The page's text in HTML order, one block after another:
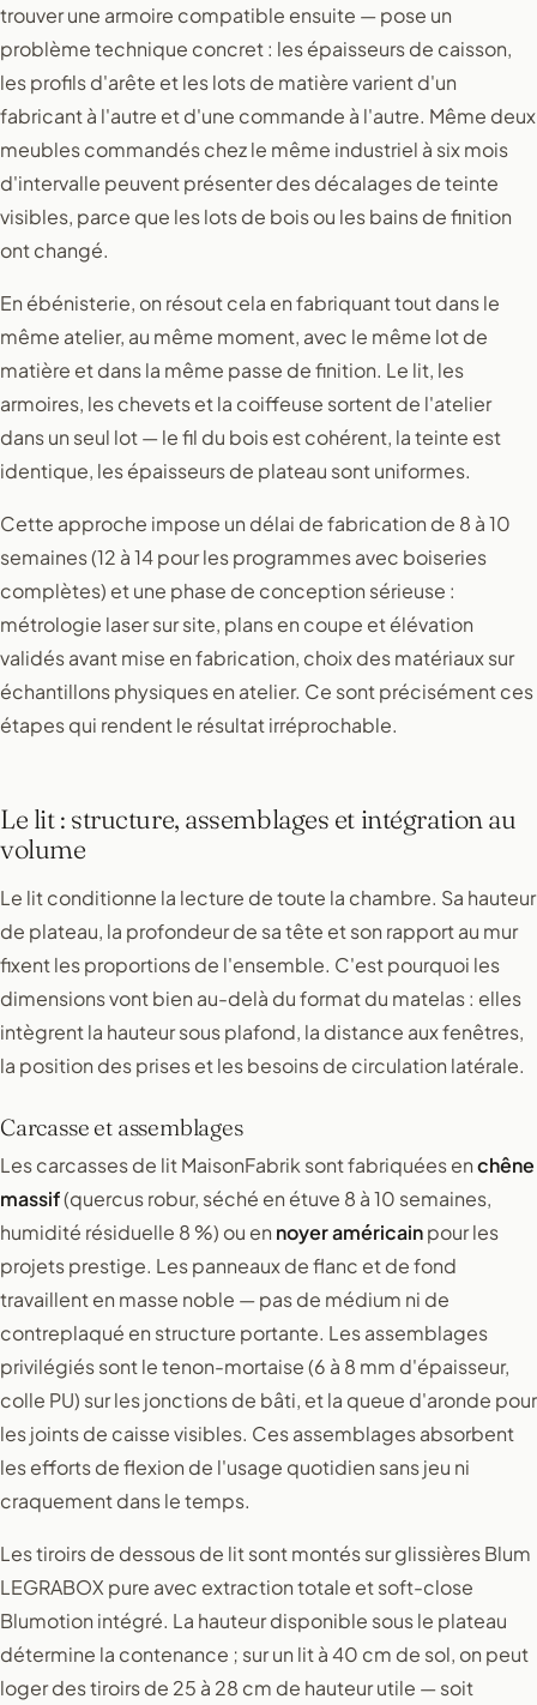
trouver une armoire compatible ensuite — pose un
problème technique concret : les épaisseurs de caisson,
les profils d'arête et les lots de matière varient d'un
fabricant à l'autre et d'une commande à l'autre. Même deux
meubles commandés chez le même industriel à six mois
d'intervalle peuvent présenter des décalages de teinte
visibles, parce que les lots de bois ou les bains de finition
ont changé.
En ébénisterie, on résout cela en fabriquant tout dans le
même atelier, au même moment, avec le même lot de
matière et dans la même passe de finition. Le lit, les
armoires, les chevets et la coiffeuse sortent de l'atelier
dans un seul lot — le fil du bois est cohérent, la teinte est
identique, les épaisseurs de plateau sont uniformes.
Cette approche impose un délai de fabrication de 8 à 10
semaines (12 à 14 pour les programmes avec boiseries
complètes) et une phase de conception sérieuse :
métrologie laser sur site, plans en coupe et élévation
validés avant mise en fabrication, choix des matériaux sur
échantillons physiques en atelier. Ce sont précisément ces
étapes qui rendent le résultat irréprochable.
Le lit : structure, assemblages et intégration au
volume
Le lit conditionne la lecture de toute la chambre. Sa hauteur
de plateau, la profondeur de sa tête et son rapport au mur
fixent les proportions de l'ensemble. C'est pourquoi les
dimensions vont bien au-delà du format du matelas : elles
intègrent la hauteur sous plafond, la distance aux fenêtres,
la position des prises et les besoins de circulation latérale.
Carcasse et assemblages
Les carcasses de lit MaisonFabrik sont fabriquées enchêne
massif(quercus robur, séché en étuve 8 à 10 semaines,
humidité résiduelle 8 %) ou en noyer américainpour les
projets prestige. Les panneaux de flanc et de fond
travaillent en masse noble — pas de médium ni de
contreplaqué en structure portante. Les assemblages
privilégiés sont le tenon-mortaise (6 à 8 mm d'épaisseur,
colle PU) sur les jonctions de bâti, et la queue d'aronde pour
les joints de caisse visibles. Ces assemblages absorbent
les efforts de flexion de l'usage quotidien sans jeu ni
craquement dans le temps.
Les tiroirs de dessous de lit sont montés sur glissières Blum
LEGRABOX pure avec extraction totale et soft-close
Blumotion intégré. La hauteur disponible sous le plateau
détermine la contenance ; sur un lit à 40 cm de sol, on peut
loger des tiroirs de 25 à 28 cm de hauteur utile — soit